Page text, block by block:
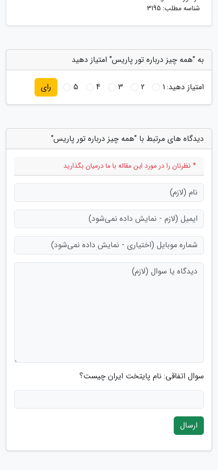
شناسه مطلب: 3195
به "همه چیز درباره تور پاریس" امتیاز دهید
امتیاز دهید:1
2
3
4
5 رای
دیدگاه های مرتبط با "همه چیز درباره تور پاریس"
* نظرتان را در مورد این مقاله با ما درمیان بگذارید
سوال اتفاقی: نام پایتخت ایران چیست؟
ارسال